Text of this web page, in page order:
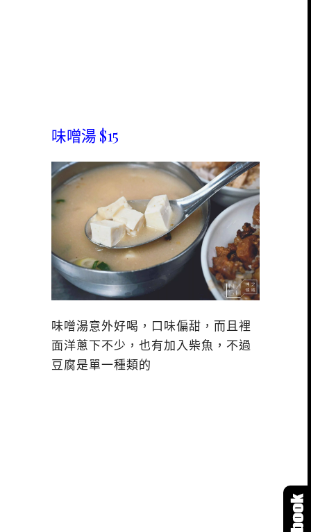
味噌湯 $15
味噌湯意外好喝，口味偏甜，而且裡
面洋蔥下不少，也有加入柴魚，不過
豆腐是單一種類的